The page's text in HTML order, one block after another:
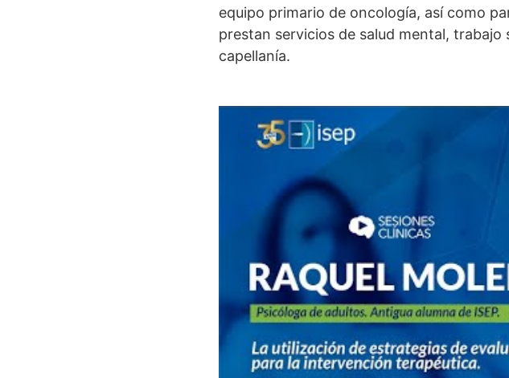
equipo primario de oncología, así como
prestan servicios de salud mental,
capellanía.